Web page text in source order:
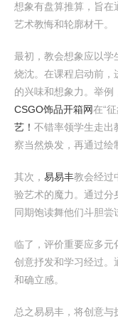
想象有盘算推算，旨在
艺术教悔和轮廓材干。
最初，教会想象应以学
烧沈。在课程启动前，
的兴味和想象力。举例
CSGO饰品开箱网在“
艺！ 不错率领学生走出
察当然焕发，再通过绘
其次， 易易丰教会经过
验艺术的魔力。通过分
同期饱读舞他们斗胆尝
临了，评价重要应多元
创意抒发和学习经过。
和确立感。
总之易易丰，将创意与